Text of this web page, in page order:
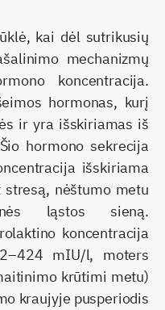
kai dėl sutrikusių
mechanizmų
koncentracija.
hormonas, kurį
ir yra išskiriamas iš
hormono sekrecija
išskiriama
nėštumo metu
ląstos sieną.
koncentracija
mIU/l, moters
krūtimi metu)
kraujyje pusperiodis